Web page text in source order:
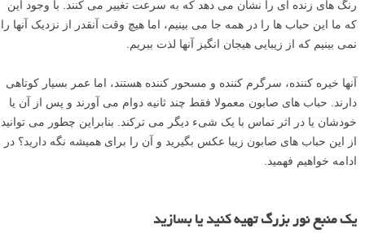
رنگ های زنده ای را نشان می دهد که به سرعت تغییر می کنند. با وجود این
که ما این حباب ها را در همه جا می بینیم، اما هیچ وقت آنقدر از نزدیک آنها را
نمی بینیم که از زیبایی هیجان انگیز آنها لذت ببریم.
آنها خیره کننده، سرگرم کننده و مسحور کننده هستند، اما عمر بسیار کوتاهی
دارند. حباب های صابون معمولا فقط چند ثانیه دوام می آورند و پس از آن یا
خودشان یا در اثر تماس با یک شیء دیگر می ترکند. بنابراین چطور می توانید
از این حباب های صابون زیبا عکس بگیرید و آن را برای همیشه نگه دارید؟ در
ادامه خواهیم فهمید.
یک منبع نور بزرگ تهیه کنید یا بسازید